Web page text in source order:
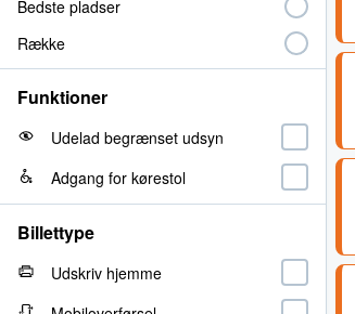
Bedste pladser
Række
Funktioner
Udelad begrænset udsyn
Adgang for kørestol
Billettype
Udskriv hjemme